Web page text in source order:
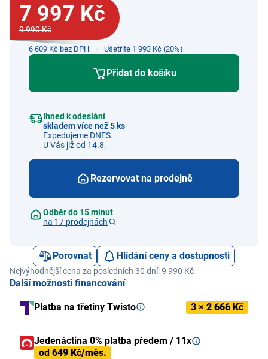
7 997 Kč
9 990 Kč
6 609 Kč bez DPH Ušetříte 1 993 Kč (20%)
Přidat do košíku
Ihned k odeslání
skladem více než 5 ks
Expedujeme DNES.
U Vás již od 14.8.
Rezervovat na prodejně
Odběr do 15 minut
na 17 prodejnách
Porovnat Hlídání ceny a dostupnosti
Nejvýhodnější cena za posledních 30 dní: 9 990 Kč
Další možnosti financování
Platba na třetiny Twisto 3 × 2 666 Kč
Jedenáctina 0% platba předem / 11x
od 649 Kč/měs.